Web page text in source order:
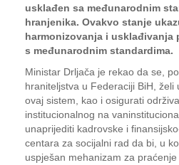
usklađen sa međunarodnim
hranjenika. Ovakvo stanje
harmonizovanja i usklađivanja
s međunarodnim standardima.
Ministar Drljača je rekao da se,
hraniteljstva u Federaciji BiH,
ovaj sistem, kao i osigurati
institucionalnog na
unaprijediti kadrovske i
centara za socijalni rad da bi, u
uspješan mehanizam za